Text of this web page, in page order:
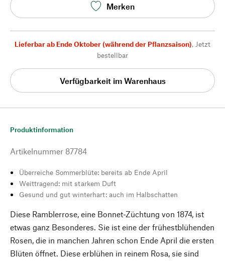
Merken
Lieferbar ab Ende Oktober (während der Pflanzsaison), Jetzt
bestellbar
Verfügbarkeit im Warenhaus
Produktinformation
Artikelnummer 87784
Überreiche Sommerblüte: bereits ab Ende April
Weittragend: mit starkem Duft
Gesund und gut winterhart: auch im Halbschatten
Diese Ramblerrose, eine Bonnet-Züchtung von 1874, ist
etwas ganz Besonderes. Sie ist eine der frühestblühenden
Rosen, die in manchen Jahren schon Ende April die ersten
Blüten öffnet. Diese erblühen in reinem Rosa, sie sind